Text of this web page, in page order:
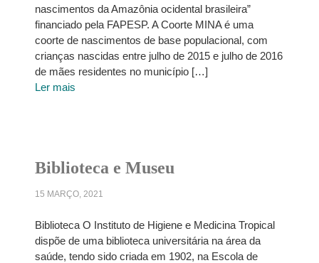
nascimentos da Amazônia ocidental brasileira”
financiado pela FAPESP. A Coorte MINA é uma
coorte de nascimentos de base populacional, com
crianças nascidas entre julho de 2015 e julho de 2016
de mães residentes no município […]
Ler mais
Biblioteca e Museu
15 MARÇO, 2021
Biblioteca O Instituto de Higiene e Medicina Tropical
dispõe de uma biblioteca universitária na área da
saúde, tendo sido criada em 1902, na Escola de